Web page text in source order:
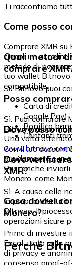
Ti raccontiamo
Come posso
Comprare XMR
creare un
metodo di
tuo wallet Bitnovo
compatibile.
Quali metodi
comprare
Su Bitnovo puoi
Carta di
Google Pay)
Bonifico
Contanti
Posso
Sì. Puoi comprare
Bitnovo,
Una volta
rapidamente e in
Dove posso
Con il tuo
puoi conservare e
Puoi anche
Monero, come
Devo
XMR?
Sì. A causa delle
la propria identità
Bitnovo. Il
operazioni sicure
Cosa dovrei
Monero?
Prima di investire
Focalizzato sulla
di privacy e
consenso proof-
Perché